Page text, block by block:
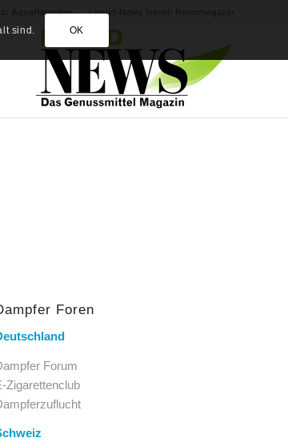
AquaRatgeber Liquid-News Travel: Reisemagazin
Foren
Forum
Zigarettenclub
sind. OK